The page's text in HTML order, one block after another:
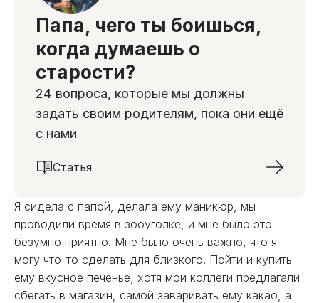
Папа, чего ты боишься,
когда думаешь о
старости?
24 вопроса, которые мы должны
задать своим родителям, пока они ещё
с нами
Статья
Я сидела с папой, делала ему маникюр, мы
проводили время в зооуголке, и мне было это
безумно приятно. Мне было очень важно, что я
могу что-то сделать для близкого. Пойти и купить
ему вкусное печенье, хотя мои коллеги предлагали
сбегать в магазин, самой заваривать ему какао, а